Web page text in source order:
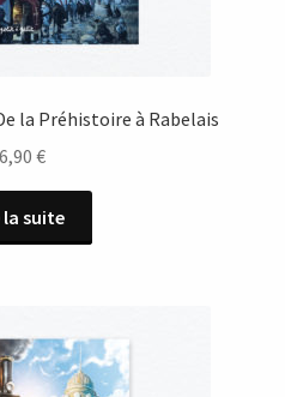
la Préhistoire à Rabelais
€
la suite